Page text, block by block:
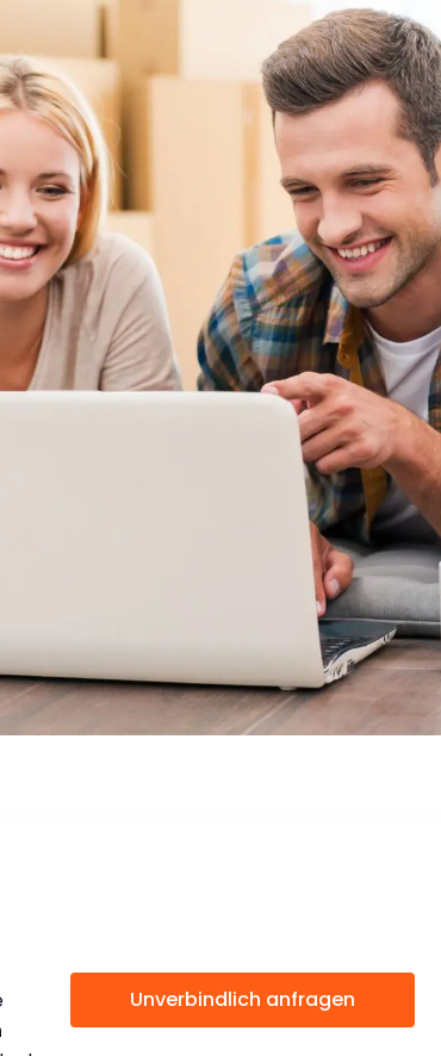
Unverbindlich anfragen